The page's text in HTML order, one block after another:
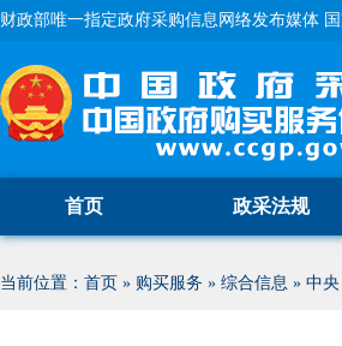
财政部唯一指定政府采购信息网络发布媒体
首页 政采法规
当前位置： 首页 » 购买服务 » 综合信息 » 中央